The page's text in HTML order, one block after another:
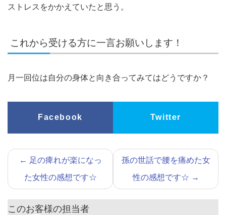
ストレスをかかえていたと思う。
これから受ける方に一言お願いします！
月一回位は自分の身体と向き合ってみてはどうですか？
Facebook Twitter
← 足の痺れが楽になっ
た女性の感想です☆
孫の世話で腰を痛めた女
性の感想です☆ →
このお客様の担当者